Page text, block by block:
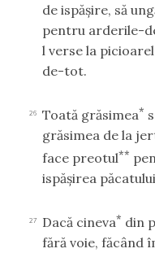
de ispăşire, să
pentru arderile-
l verse la
de-tot.
26 Toată grăsimea*
grăsimea de la
face preotul**
ispăşirea
27 Dacă cineva* din
fără voie, făcând